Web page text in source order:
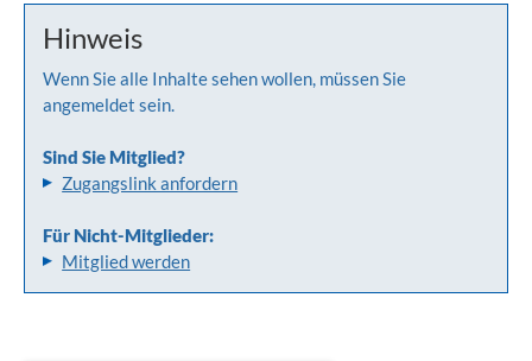
Hinweis
Wenn Sie alle Inhalte sehen wollen, müssen Sie
angemeldet sein.
Sind Sie Mitglied?
Zugangslink anfordern
Für Nicht-Mitglieder:
Mitglied werden